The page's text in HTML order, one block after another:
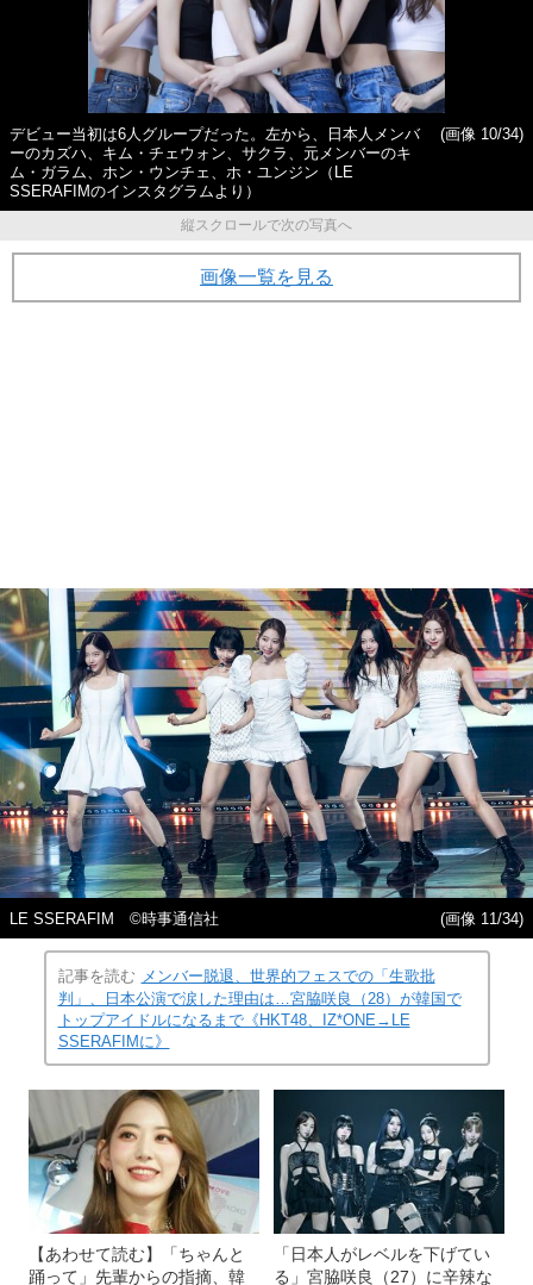
デビュー当初は6人グループだった。左から、日本人メンバ
ーのカズハ、キム・チェウォン、サクラ、元メンバーのキ
ム・ガラム、ホン・ウンチェ、ホ・ユンジン（LE
SSERAFIMのインスタグラムより）
(画像 10/34)
縦スクロールで次の写真へ
画像一覧を見る
LE SSERAFIM ©時事通信社 (画像 11/34)
記事を読む メンバー脱退、世界的フェスでの「生歌批
判」、日本公演で涙した理由は…宮脇咲良（28）が韓国で
トップアイドルになるまで《HKT48、IZ*ONE→LE
SSERAFIMに》
【あわせて読む】「ちゃんと
踊って」先輩からの指摘、韓
「日本人がレベルを下げてい
る」宮脇咲良（27）に辛辣な